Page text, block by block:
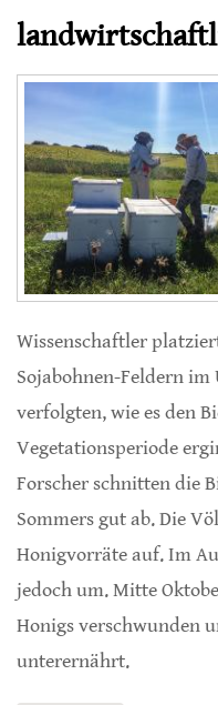
Wissenschaftler
Sojabohnen-Feldern
verfolgten, wie es den
Vegetationsperiode
Forscher schnitten die
Sommers gut ab. Die
Honigvorräte auf. Im
jedoch um. Mitte
Honigs verschwunden
unterernährt.